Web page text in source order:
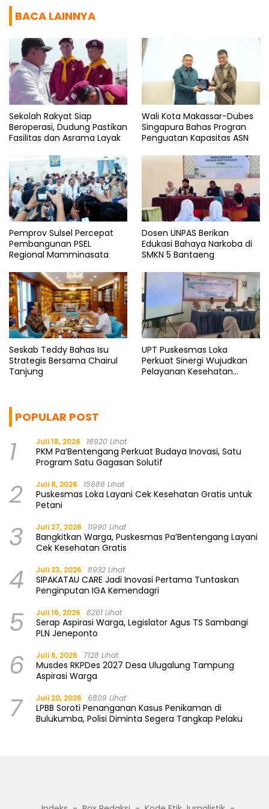
BACA LAINNYA
Sekolah Rakyat Siap
Beroperasi, Dudung Pastikan
Fasilitas dan Asrama Layak
Wali Kota Makassar-Dubes
Singapura Bahas Progran
Penguatan Kapasitas ASN
Pemprov Sulsel Percepat
Pembangunan PSEL
Regional Mamminasata
Dosen UNPAS Berikan
Edukasi Bahaya Narkoba di
SMKN 5 Bantaeng
Seskab Teddy Bahas Isu
Strategis Bersama Chairul
Tanjung
UPT Puskesmas Loka
Perkuat Sinergi Wujudkan
Pelayanan Kesehatan
POPULAR POST
1 Juli 18, 2026 18920 Lihat
PKM Pa’Bentengang Perkuat Budaya Inovasi, Satu
Program Satu Gagasan Solutif
2 Juli 8, 2026 15686 Lihat
Puskesmas Loka Layani Cek Kesehatan Gratis untuk
Petani
3 Juli 27, 2026 11990 Lihat
Bangkitkan Warga, Puskesmas Pa’Bentengang Layani
Cek Kesehatan Gratis
4 Juli 23, 2026 8932 Lihat
SIPAKATAU CARE Jadi Inovasi Pertama Tuntaskan
Penginputan IGA Kemendagri
5 Juli 16, 2026 8261 Lihat
Serap Aspirasi Warga, Legislator Agus TS Sambangi
PLN Jeneponto
6 Juli 6, 2026 7128 Lihat
Musdes RKPDes 2027 Desa Ulugalung Tampung
Aspirasi Warga
7 Juli 20, 2026 6809 Lihat
LPBB Soroti Penanganan Kasus Penikaman di
Bulukumba, Polisi Diminta Segera Tangkap Pelaku